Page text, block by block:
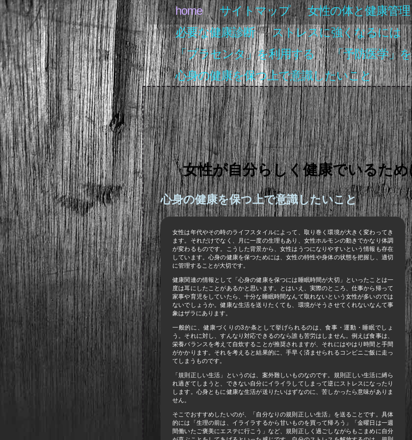
home サイトマップ
女性の体と健康管理
必要な健康診断
ストレスに強くなるには
「プラセンタ」を利用する
「予防医学」
心身の健康を保つ上で意識したいこと
女性が自分らしく健康でいるた
心身の健康を保つ上で意識したいこと
女性は年代やその時のライフスタイルによって、取り巻く環境が大きく変わってき
ます。それだけでなく、月に一度の生理もあり、女性ホルモンの動きでかなり体調
が変わるものです。こうした背景から、女性はうつになりやすいという情報も存在
しています。心身の健康を保つためには、女性の特性や身体の状態を把握し、適切
に管理することが大切です。
健康関連の情報として「心身の健康を保つには睡眠時間が大切」といったことは一
度は耳にしたことがあるかと思います。とはいえ、実際のところ、仕事から帰って
家事や育児をしていたら、十分な睡眠時間なんて取れないという女性が多いのでは
ないでしょうか。健康な生活を送りたくても、環境がそうさせてくれないなんて事
象はザラにあります。
一般的に、健康づくりの3か条として挙げられるのは、食事・運動・睡眠でしょ
う。それに対し、すんなり対応できるのなら誰も苦労はしません。例えば食事は、
栄養バランスを考えて自炊することが推奨されますが、それにはやはり時間と手間
がかかります。それを考えると結果的に、手早く済ませられるコンビニご飯に走っ
てしまうものです。
「規則正しい生活」というのは、案外難しいものなのです。規則正しい生活に縛ら
れ過ぎてしまうと、できない自分にイライラしてしまって逆にストレスになったり
します。心身ともに健康な生活が送りたいはずなのに、苦しかったら意味がありま
せん。
そこでおすすめしたいのが、「自分なりの規則正しい生活」を送ることです。具体
的には「生理の前は、イライラするから甘いものを買って帰ろう」「金曜日は一週
間働いたご褒美にエステに行こう」など、規則正しく過ごしながらもこまめに自分